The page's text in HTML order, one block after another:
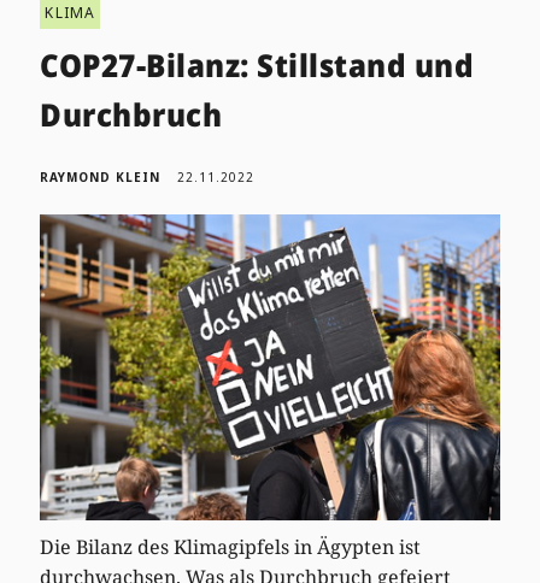
KLIMA
COP27-Bilanz: Stillstand und
Durchbruch
RAYMOND KLEIN 22.11.2022
Die Bilanz des Klimagipfels in Ägypten ist
durchwachsen. Was als Durchbruch gefeiert